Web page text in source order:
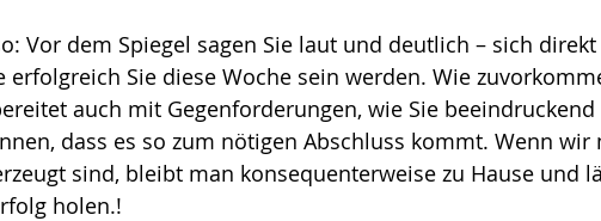
Abheben Vertrauen Krise
Risiko Glück Mut
Vor dem Spiegel sagen Sie laut und deutlich – sich
erfolgreich Sie diese Woche sein werden. Wie
auch mit Gegenforderungen, wie Sie beeindruckend
dass es so zum nötigen Abschluss kommt. Wenn wir
sind, bleibt man konsequenterweise zu Hause und
holen.!